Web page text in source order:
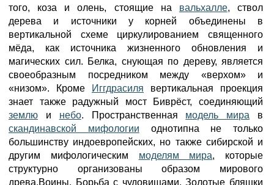
того, коза и олень, стоящие на вальхалле, ствол
дерева и источники у корней объединены в
вертикальной схеме циркулированием священного
мёда, как источника жизненного обновления и
магических сил. Белка, снующая по дереву, является
своеобразным посредником между «верхом» и
«низом». Кроме
Иггдрасиля вертикальная проекция
знает также радужный мост Биврёст, соединяющий
землю и небо. Пространственная модель мира в
скандинавской мифологии однотипна не только
большинству индоевропейских, но также сибирской и
другим мифологическим моделям мира, которые
структурно организованы образом мирового
древа.Воины. Борьба с чудовищами. Золотые бляшки